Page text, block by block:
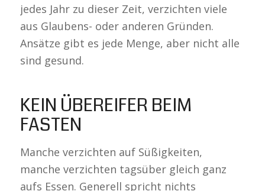
jedes Jahr zu dieser Zeit, verzichten viele
aus Glaubens- oder anderen Gründen.
Ansätze gibt es jede Menge, aber nicht alle
sind gesund.
KEIN ÜBEREIFER BEIM
FASTEN
Manche verzichten auf Süßigkeiten,
manche verzichten tagsüber gleich ganz
aufs Essen. Generell spricht nichts